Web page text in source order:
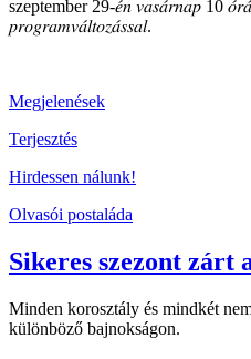
szeptember 29-𝑒́𝑛 𝑣𝑎𝑠𝑎́𝑟𝑛𝑎𝑝 10
𝑝𝑟𝑜𝑔𝑟𝑎𝑚𝑣𝑎́𝑙𝑡𝑜𝑧𝑎́𝑠𝑠𝑎𝑙.
Megjelenések
Terjesztés
Hirdessen nálunk!
Olvasói postaláda
Sikeres szezont zárt
Minden korosztály és mindkét
különböző bajnokságon.